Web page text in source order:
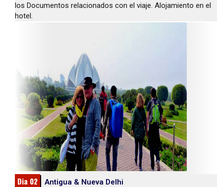
los Documentos relacionados con el viaje. Alojamiento en el
hotel.
Dia 02
Antigua & Nueva Delhi